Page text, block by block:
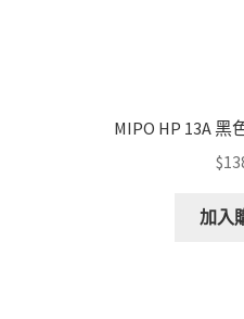
MIPO HP 13A 黑
$
加入